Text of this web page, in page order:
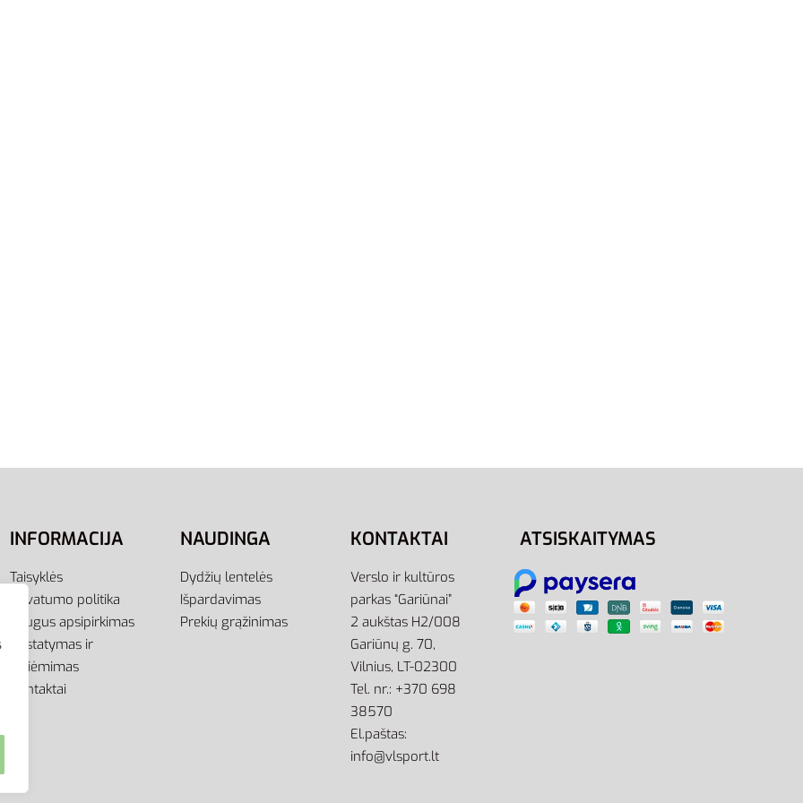
savybes Į krepšelį
INFORMACIJA
Taisyklės
Privatumo politika
Saugus apsipirkimas
Pristatymas ir
atsiėmimas
Kontaktai
NAUDINGA
Dydžių lentelės
Išpardavimas
Prekių grąžinimas
KONTAKTAI
Verslo ir kultūros
parkas “Gariūnai”
2 aukštas H2/008
Gariūnų g. 70,
Vilnius, LT-02300
Tel. nr.: +370 698
38570
El.paštas:
info@vlsport.lt
ATSISKAITYMAS